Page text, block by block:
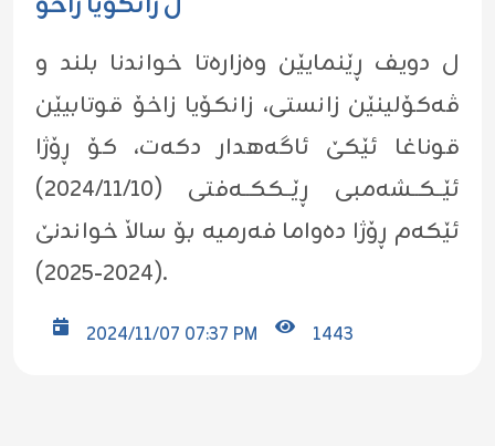
ل دویف ڕێنمایێن وەزارەتا خواندنا بلند و
ڤەکۆلینێن زانستی، زانکۆیا زاخۆ قوتابیێن
قوناغا ئێکێ ئاگەهدار دکەت، کۆ ڕۆژا
ئێــکــشەمبی ڕێــککــەفتی (٢٠٢٤/١١/١٠)
ئێکەم ڕۆژا دەواما فەرمیە بۆ ساڵا خواندنێ
(٢٠٢٤-٢٠٢٥).
2024/11/07 07:37 PM 1443